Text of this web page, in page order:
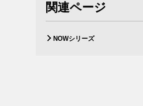
関連ページ
NOWシリーズ